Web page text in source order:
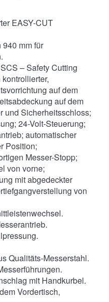
EASY-CUT
mm für
– Safety Cutting
auf dem
auf dem
und Sicherheitsschloss;
24-Volt-Steuerung;
automatischer
Position;
Messer-Stopp;
von vorne;
mit abgedeckter
von
Qualitäts-Messerstahl.
mit Handkurbel.
Vordertisch,